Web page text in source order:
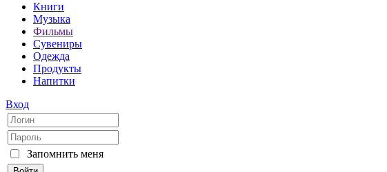
Книги
Музыка
Фильмы
Сувениры
Одежда
Продукты
Напитки
Вход
Запомнить меня